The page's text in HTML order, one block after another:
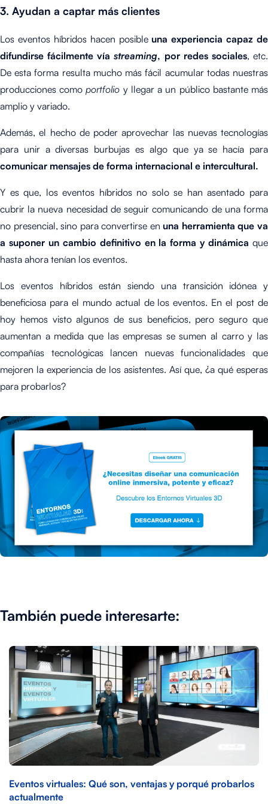
3. Ayudan a captar más clientes
Los eventos híbridos hacen posible una experiencia capaz de
difundirse fácilmente vía streaming, por redes sociales, etc.
De esta forma resulta mucho más fácil acumular todas nuestras
producciones comoportfolio y llegar a un público bastante más
amplio y variado.
Además, el hecho de poder aprovechar las nuevas tecnologías
para unir a diversas burbujas es algo que ya se hacía para
comunicar mensajes de forma internacional e intercultural.
Y es que, los eventos híbridos no solo se han asentado para
cubrir la nueva necesidad de seguir comunicando de una forma
no presencial, sino para convertirse en una herramienta que va
a suponer un cambio definitivo en la forma y dinámica que
hasta ahora tenían los eventos.
Los eventos híbridos están siendo una transición idónea y
beneficiosa para el mundo actual de los eventos. En el post de
hoy hemos visto algunos de sus beneficios, pero seguro que
aumentan a medida que las empresas se sumen al carro y las
compañías tecnológicas lancen nuevas funcionalidades que
mejoren la experiencia de los asistentes. Así que, ¿a qué esperas
para probarlos?
También puede interesarte:
Eventos virtuales: Qué son, ventajas y porqué probarlos
actualmente